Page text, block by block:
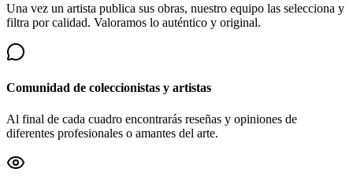
Una vez un artista publica sus obras, nuestro equipo las selecciona y
filtra por calidad. Valoramos lo auténtico y original.
Comunidad de coleccionistas y artistas
Al final de cada cuadro encontrarás reseñas y opiniones de
diferentes profesionales o amantes del arte.